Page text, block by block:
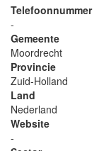
Telefoonnummer
-
Gemeente
Moordrecht
Provincie
Zuid-Holland
Land
Nederland
Website
-